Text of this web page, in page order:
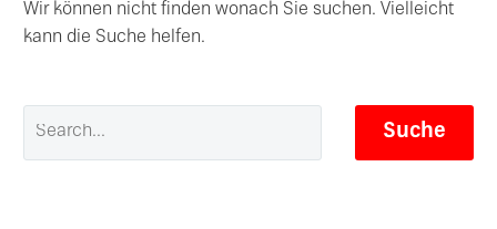
Wir können nicht finden wonach Sie suchen. Vielleicht
kann die Suche helfen.
Suche